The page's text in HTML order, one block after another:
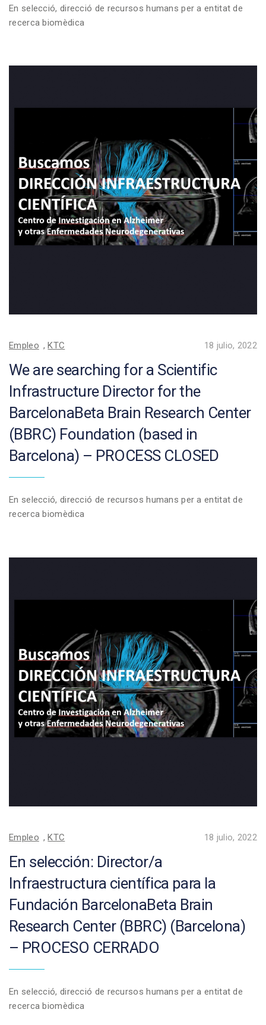
En selecció, direcció de recursos humans per a entitat de
recerca biomèdica
Empleo ,KTC 18 julio, 2022
We are searching for a Scientific
Infrastructure Director for the
BarcelonaBeta Brain Research Center
(BBRC) Foundation (based in
Barcelona) – PROCESS CLOSED
En selecció, direcció de recursos humans per a entitat de
recerca biomèdica
Empleo ,KTC 18 julio, 2022
En selección: Director/a
Infraestructura científica para la
Fundación BarcelonaBeta Brain
Research Center (BBRC) (Barcelona)
– PROCESO CERRADO
En selecció, direcció de recursos humans per a entitat de
recerca biomèdica